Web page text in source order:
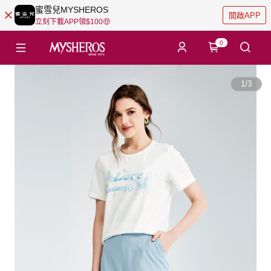
蜜雪兒MYSHEROS
立刻下載APP領$100🤑
開啟APP
0
1/3